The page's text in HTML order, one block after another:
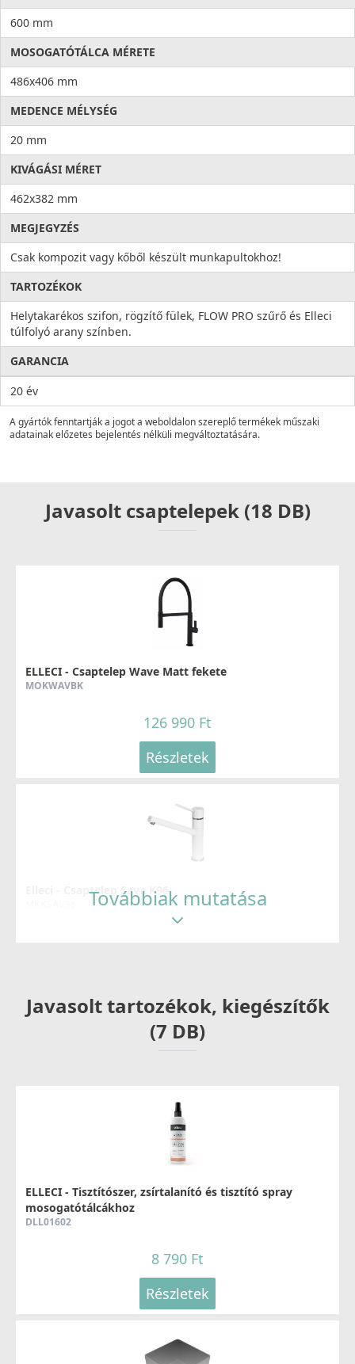
600 mm
MOSOGATÓTÁLCA MÉRETE
486x406 mm
MEDENCE MÉLYSÉG
20 mm
KIVÁGÁSI MÉRET
462x382 mm
MEGJEGYZÉS
Csak kompozit vagy kőből készült munkapultokhoz!
TARTOZÉKOK
Helytakarékos szifon, rögzítő fülek, FLOW PRO szűrő és Elleci
túlfolyó arany színben.
GARANCIA
20 év
A gyártók fenntartják a jogot a weboldalon szereplő termékek műszaki
adatainak előzetes bejelentés nélküli megváltoztatására.
Javasolt csaptelepek (18 DB)
ELLECI - Csaptelep Wave Matt fekete
MOKWAVBK
126 990 Ft
Részletek
Elleci - Csaptelep Sava K96
Elleci OUTLET - Csaptelep Loop arany - Kifutó termék!
99 890 Ft
ELLECI - Csaptelep Trail arany
Továbbiak mutatása
Javasolt tartozékok, kiegészítők
(7 DB)
ELLECI - Tisztítószer, zsírtalanító és tisztító spray
mosogatótálcákhoz
DLL01602
8 790 Ft
Részletek